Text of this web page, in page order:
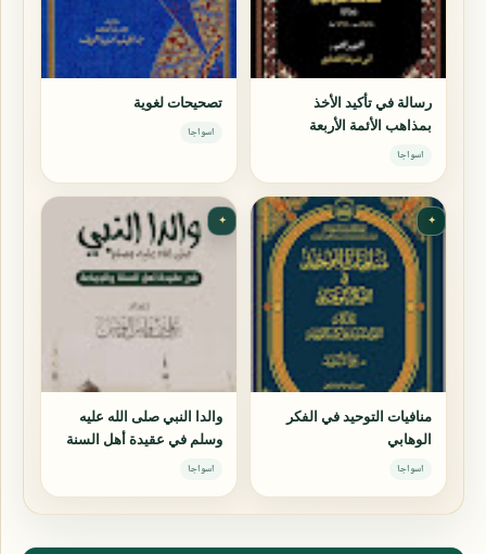
رسالة في تأكيد الأخذ
بمذاهب الأئمة الأربعة
اسواجا
تصحيحات لغوية
اسواجا
✦
منافيات التوحيد في الفكر
الوهابي
اسواجا
✦
والدا النبي صلى الله عليه
وسلم في عقيدة أهل السنة
والجماعة
اسواجا